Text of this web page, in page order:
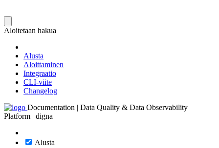
Aloitetaan hakua
Alusta
Aloittaminen
Integraatio
CLI-viite
Changelog
Documentation | Data Quality & Data Observability
Platform | digna
Alusta